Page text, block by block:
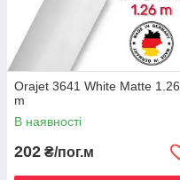
Orajet 3641 White Matte 1.26
m
В наявності
202 ₴/пог.м